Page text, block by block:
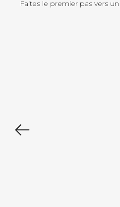
Faites le premier pas vers